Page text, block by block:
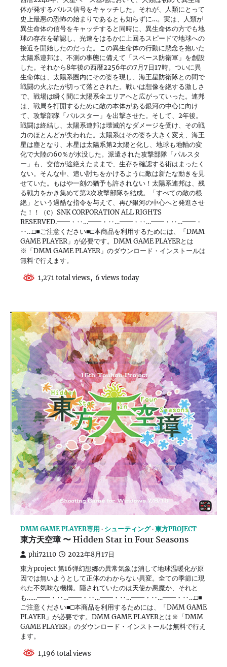
体が発するパルス信号をキャッチした。それが、人類にとって
史上最悪の恐怖の始まりであるとも知らずに…。実は、人類が
異生命体の信号をキャッチすると同時に、異生命体の方でも地
球の存在を確認し、光速をはるかに上回るスピードで地球への
接近を開始したのだった。この異生命体の行動に懸念を抱いた
太陽系連邦は、不測の事態に備えて「スペース防衛軍」を創設
した。それから8年後の西暦2256年の7月7日17時。ついに異
生命体は、太陽系圏内にその姿を現し、海王星防衛隊との間で
戦闘の火ぶたが切って落とされた。戦いは想像を絶する激しさ
で、戦場は瞬く間に太陽系全エリアへと広がっていった。連邦
は、戦局を打開するために敵の本体がある銀河の中心に向け
て、攻撃部隊「パルスター」を出撃させた。そして、2年後。
戦闘は終結し、太陽系連邦は壊滅的なダメージを受け、その戦
力のほとんどが失われた。太陽系はその姿を大きく変え、海王
星は塵となり、木星は太陽系第2太陽と化し、地球も地軸の変
化で大陸の60％が水没した。派遣された攻撃部隊「パルスタ
ー」も、交信が途絶えたままで、生存を確認する術はまったく
ない。そんな中、追い討ちをかけるように敵は新たな動きを見
せていた。もはや一刻の猶予も許されない！太陽系連邦は、残
る戦力をかき集めて第2次攻撃部隊を結成。「すべての敵の根
絶」という過酷な指令を与えて、再び銀河の中心へと発進させ
た！！（c）SNK CORPORATION ALL RIGHTS
RESERVED.━━・‥…━━・‥…━━・‥…━━・‥…━━・
‥…□■ご注意ください■□本商品を利用するためには、「DMM
GAME PLAYER」が必要です。DMM GAME PLAYERとは
※「DMM GAME PLAYER」のダウンロード・インストールは
無料で行えます。
1,271 total views, 6 views today
DMM GAME PLAYER専用 シューティング 東方PROJECT
東方天空璋 〜 Hidden Star in Four Seasons
phi72110 2022年8月17日
東方project 第16弾幻想郷の異常気象は消して地球温暖化が原
因では無いようとして正体のわからない異変。全ての季節に現
れた不気味な機構。隠されていたのは天使か悪魔か、それと
も……━━・‥…━━・‥…━━・‥…━━・‥…━━・‥…□■
ご注意ください■□本商品を利用するためには、「DMM GAME
PLAYER」が必要です。DMM GAME PLAYERとは※「DMM
GAME PLAYER」のダウンロード・インストールは無料で行え
ます。
1,196 total views